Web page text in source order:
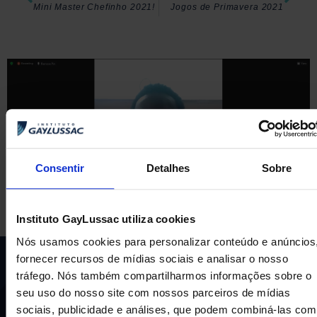
Consentir Detalhes Sobre
Instituto GayLussac utiliza cookies
Nós usamos cookies para personalizar conteúdo e
fornecer recursos de mídias sociais e analisar o nosso
tráfego. Nós também compartilharmos informações sobre o
seu uso do nosso site com nossos parceiros de mídias
sociais, publicidade e análises, que podem combiná-las com
Mini Master Chefinho 2021! Jogos de Primavera 2021